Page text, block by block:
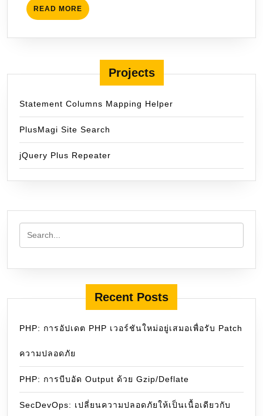
READ MORE READ
MORE
Projects
Statement Columns Mapping Helper
PlusMagi Site Search
jQuery Plus Repeater
Recent Posts
PHP: การอัปเดต PHP เวอร์ชันใหม่อยู่เสมอเพื่อรับ Patch
ความปลอดภัย
PHP: การบีบอัด Output ด้วย Gzip/Deflate
SecDevOps: เปลี่ยนความปลอดภัยให้เป็นเนื้อเดียวกับ